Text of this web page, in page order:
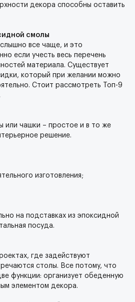
декора способны оставить
смолы
все чаще, и это
если учесть весь перечень
материала. Существует
который при желании можно
Стоит рассмотреть Топ-9
или чашки – простое и в то же
решение.
изготовления;
на подставках из эпоксидной
посуда.
где задействуют
столы. Все потому, что
функции: организует обеденную
элементом декора.